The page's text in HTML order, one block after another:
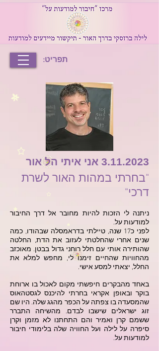
תפריט:
3.11.2023 אני איתי הל אור
"בחרתי במהות האור לשרת
דרכי"
ניתנה לי הזכות להיות מחובר אל דרך החיבור
למודעות על.
לפני כ17 שנה, טיילתי בדראמסלה שבהודו, כמה
שנים אחרי שהחלטתי לעזוב את הדת, החלטה
שהותירה אותי עם חלל רוחני גדול בבטן. מאוכזב
מהחוויות שהחיים זימנו לי, מחפש למלא את
החלל, יצאתי למסע אישי.
באחד מהבקרים חיפשתי מקום לאכול בו ארוחת
בוקר ובאופן אקראי בחרתי להיכנס לגסטהאוס
שהמסעדה בו צפתה על הכפר מהגג שלה. היו שם
זוג ישראלים שישבו לבדם. מהשיחה התברר
ששמם קרן ואמיר והם התחתנו לא מזמן וקרן
סיפרה על לילה ועל החוויה שלה בלימודי חיבור
למודעות על.